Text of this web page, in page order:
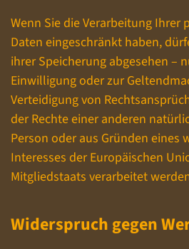
Wenn Sie die Verarbeitung Ihrer
Daten eingeschränkt haben,
ihrer Speicherung abgesehen –
Einwilligung oder zur
Verteidigung von
der Rechte einer anderen
Person oder aus Gründen eines
Interesses der Europäischen
Mitgliedstaats verarbeitet
Widerspruch gegen